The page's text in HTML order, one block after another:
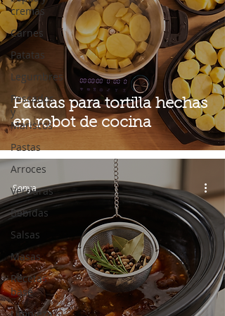
cremas
Carnes
Patatas
Legumbres
Pescados
y
Mariscos
Pastas
Arroces
Verduras
Bebidas
Salsas
Masas
Recetas
base
Patatas para tortilla hechas
en robot de cocina
Sonya